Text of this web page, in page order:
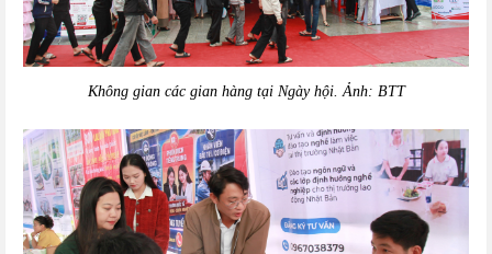
Không gian các gian hàng tại Ngày hội.Ảnh: BTT